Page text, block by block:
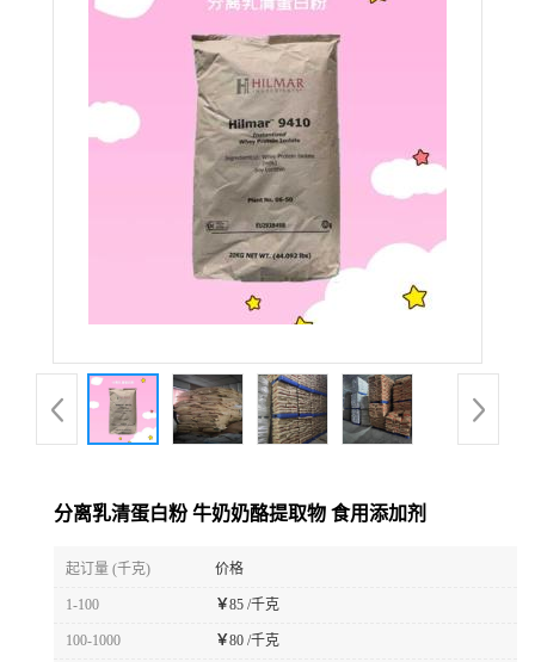
分离乳清蛋白粉 牛奶奶酪提取物 食用添加剂
起订量 (千克) 价格
1-100 ￥85 /千克
100-1000 ￥80 /千克